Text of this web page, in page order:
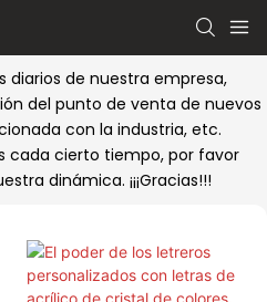
diarios de nuestra empresa,
del punto de venta de nuevos
con la industria, etc.
cada cierto tiempo, por favor
dinámica. ¡¡¡Gracias!!!